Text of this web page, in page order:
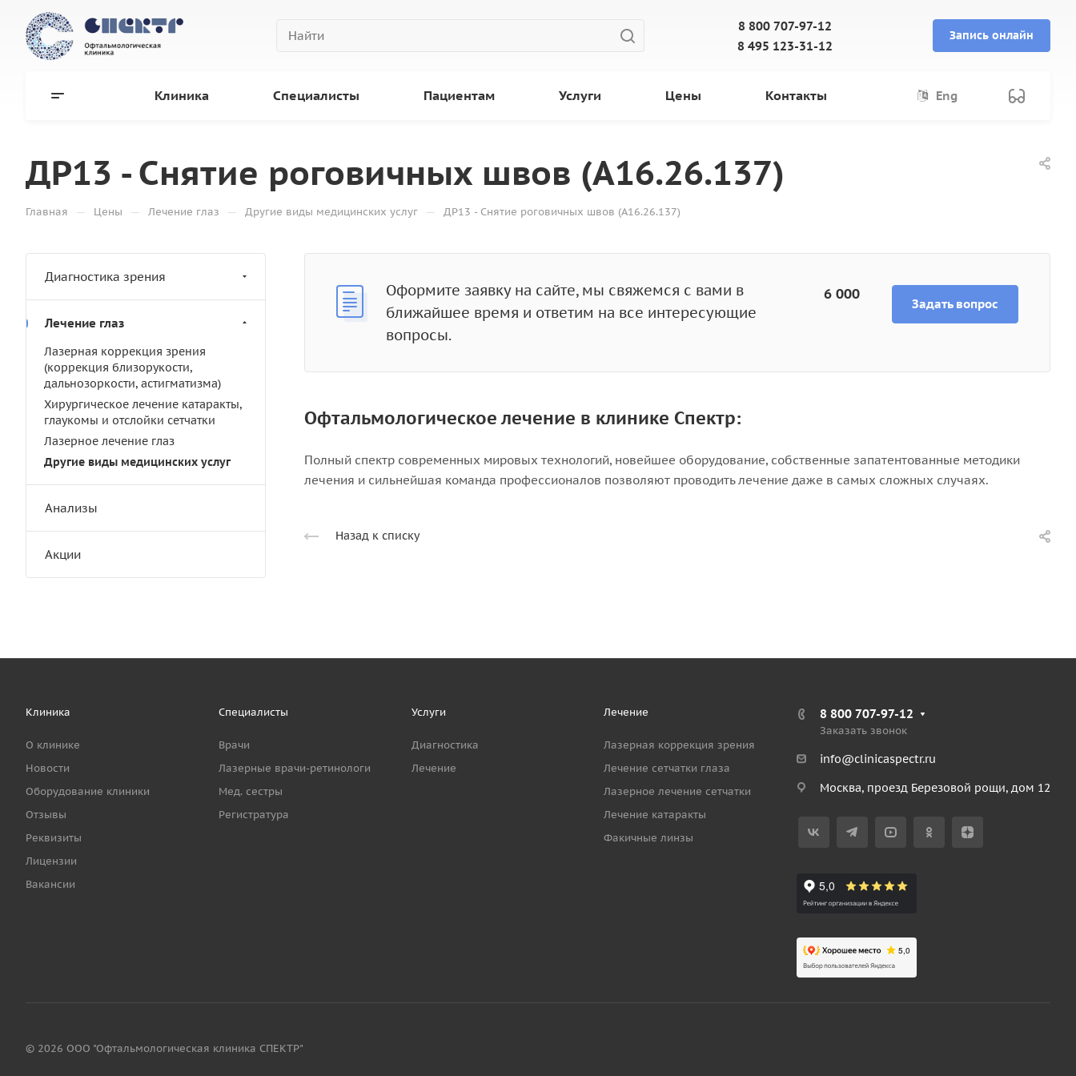
8 800 707-97-12
8 495 123-31-12
Запись онлайн
Клиника Специалисты Пациентам Услуги Цены Контакты Eng
ДР13 - Снятие роговичных швов (A16.26.137)
Главная — Цены — Лечение глаз — Другие виды медицинских услуг — ДР13 - Снятие роговичных швов (A16.26.137)
Оформите заявку на сайте, мы свяжемся с вами в
ближайшее время и ответим на все интересующие
вопросы.
6 000
Задать вопрос
Офтальмологическое лечение в клинике Спектр:
Полный спектр современных мировых технологий, новейшее оборудование, собственные запатентованные методики
лечения и сильнейшая команда профессионалов позволяют проводить лечение даже в самых сложных случаях.
Назад к списку
Диагностика зрения
Лечение глаз
Лазерная коррекция зрения
(коррекция близорукости,
дальнозоркости, астигматизма)
Хирургическое лечение катаракты,
глаукомы и отслойки сетчатки
Лазерное лечение глаз
Другие виды медицинских услуг
Анализы
Акции
Клиника
О клинике
Новости
Оборудование клиники
Отзывы
Реквизиты
Лицензии
Вакансии
Специалисты
Врачи
Лазерные врачи-ретинологи
Мед. сестры
Регистратура
Услуги
Диагностика
Лечение
Лечение
Лазерная коррекция зрения
Лечение сетчатки глаза
Лазерное лечение сетчатки
Лечение катаракты
Факичные линзы
8 800 707-97-12
Заказать звонок
info@clinicaspectr.ru
Москва, проезд Березовой рощи, дом 12
© 2026 ООО "Офтальмологическая клиника СПЕКТР"